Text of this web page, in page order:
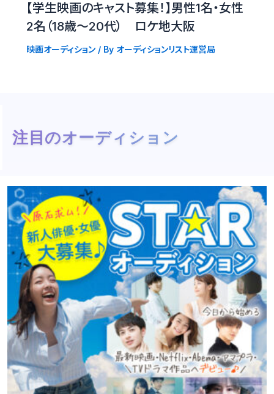
【学生映画のキャスト募集！】男性1名・女性
2名（18歳〜20代） ロケ地大阪
映画オーディション/ By オーディションリスト運営局
注目のオーディション